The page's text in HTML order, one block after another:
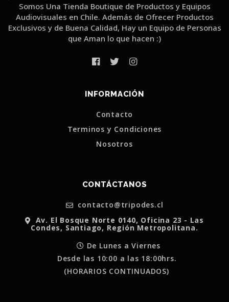
Somos Una Tienda Boutique de Productos y Equipos
Audiovisuales en Chile. Además de Ofrecer Productos
Exclusivos y de Buena Calidad, Hay un Equipo de Personas
que Aman lo que hacen :)
INFORMACIÓN
Contacto
Terminos y Condiciones
Nosotros
CONTÁCTANOS
contacto@tripodes.cl
Av. El Bosque Norte 0140, Oficina 23 - Las
Condes, Santiago, Región Metropolitana.
De Lunes a Viernes
Desde las 10:00 a las 18:00hrs.
(HORARIOS CONTINUADOS)